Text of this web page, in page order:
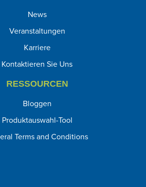
News
Veranstaltungen
Karriere
Kontaktieren Sie Uns
RESSOURCEN
Bloggen
Produktauswahl-Tool
Terms and Conditions